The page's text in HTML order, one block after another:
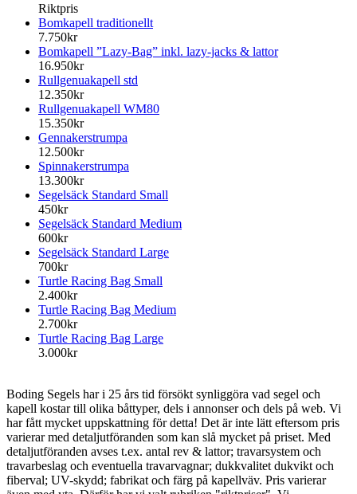
Riktpris
Bomkapell traditionellt
7.750kr
Bomkapell ”Lazy-Bag” inkl. lazy-jacks & lattor
16.950kr
Rullgenuakapell std
12.350kr
Rullgenuakapell WM80
15.350kr
Gennakerstrumpa
12.500kr
Spinnakerstrumpa
13.300kr
Segelsäck Standard Small
450kr
Segelsäck Standard Medium
600kr
Segelsäck Standard Large
700kr
Turtle Racing Bag Small
2.400kr
Turtle Racing Bag Medium
2.700kr
Turtle Racing Bag Large
3.000kr
Boding Segels har i 25 års tid försökt synliggöra vad segel och
kapell kostar till olika båttyper, dels i annonser och dels på web. Vi
har fått mycket uppskattning för detta! Det är inte lätt eftersom pris
varierar med detaljutföranden som kan slå mycket på priset. Med
detaljutföranden avses t.ex. antal rev & lattor; travarsystem och
travarbeslag och eventuella travarvagnar; dukkvalitet dukvikt och
fiberval; UV-skydd; fabrikat och färg på kapellväv. Pris varierar